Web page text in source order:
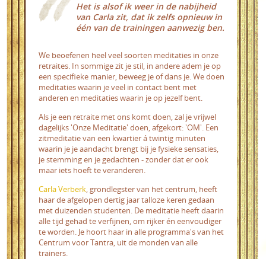
Het is alsof ik weer in de nabijheid
van Carla zit, dat ik zelfs opnieuw in
één van de trainingen aanwezig ben.
We beoefenen heel veel soorten meditaties in onze
retraites. In sommige zit je stil, in andere adem je op
een specifieke manier, beweeg je of dans je. We doen
meditaties waarin je veel in contact bent met
anderen en meditaties waarin je op jezelf bent.
Als je een retraite met ons komt doen, zal je vrijwel
dagelijks 'Onze Meditatie' doen, afgekort: 'OM'. Een
zitmeditatie van een kwartier á twintig minuten
waarin je je aandacht brengt bij je fysieke sensaties,
je stemming en je gedachten - zonder dat er ook
maar iets hoeft te veranderen.
Carla Verberk, grondlegster van het centrum, heeft
haar de afgelopen dertig jaar talloze keren gedaan
met duizenden studenten. De meditatie heeft daarin
alle tijd gehad te verfijnen, om rijker én eenvoudiger
te worden. Je hoort haar in alle programma's van het
Centrum voor Tantra, uit de monden van alle
trainers.